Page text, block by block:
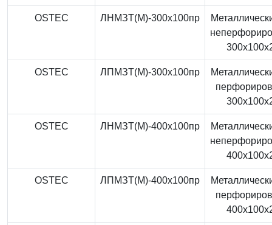
OSTEC ЛНМЗТ(М)-300x100пр
OSTEC ЛПМЗТ(М)-300x100пр
OSTEC ЛНМЗТ(М)-400x100пр
OSTEC ЛПМЗТ(М)-400x100пр